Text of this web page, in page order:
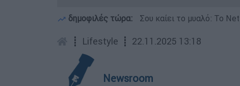
δημοφιλές τώρα: Σου καίει το μυαλό: Το
┋ Lifestyle ┋ 22.11.2025 13:18
Newsroom